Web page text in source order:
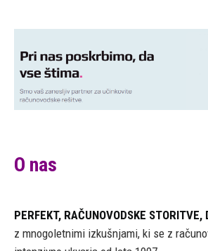
O nas
PERFEKT, RAČUNOVODSKE STORITVE,
z mnogoletnimi izkušnjami, ki se z